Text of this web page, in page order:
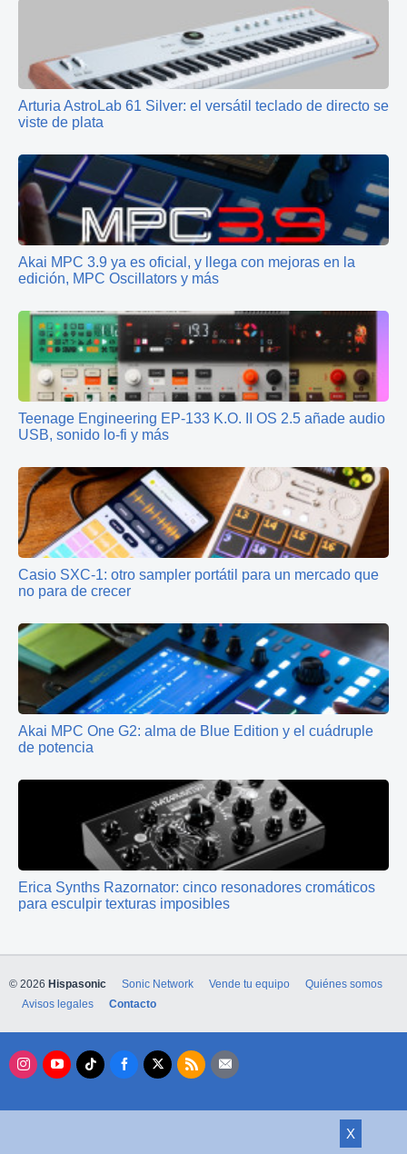
Arturia AstroLab 61 Silver: el versátil teclado de directo se
viste de plata
Akai MPC 3.9 ya es oficial, y llega con mejoras en la
edición, MPC Oscillators y más
Teenage Engineering EP‑133 K.O. II OS 2.5 añade audio
USB, sonido lo‑fi y más
Casio SXC‑1: otro sampler portátil para un mercado que
no para de crecer
Akai MPC One G2: alma de Blue Edition y el cuádruple
de potencia
Erica Synths Razornator: cinco resonadores cromáticos
para esculpir texturas imposibles
X
© 2026 Hispasonic Sonic Network Vende tu equipo
Quiénes somos
Avisos legales
Contacto